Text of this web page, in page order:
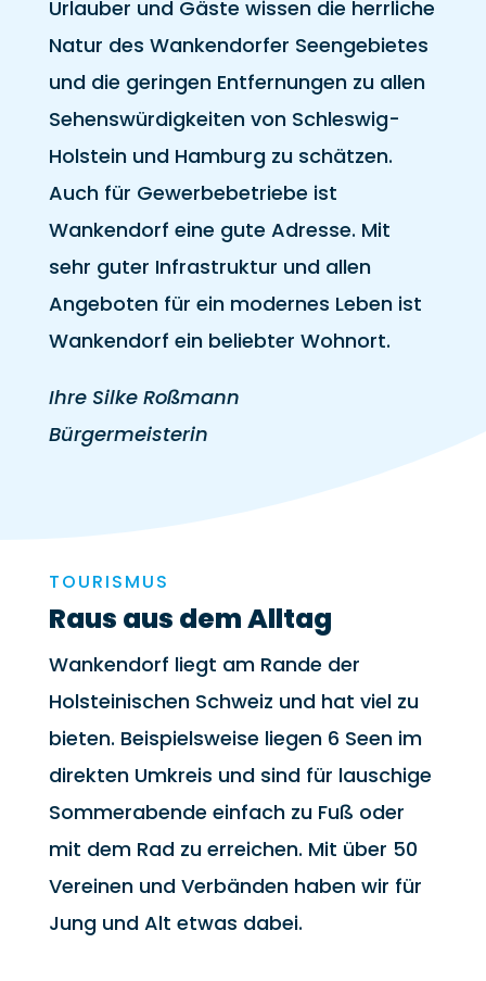
Urlauber und Gäste wissen die herrliche
Natur des Wankendorfer Seengebietes
und die geringen Entfernungen zu allen
Sehenswürdigkeiten von Schleswig-
Holstein und Hamburg zu schätzen.
Auch für Gewerbebetriebe ist
Wankendorf eine gute Adresse. Mit
sehr guter Infrastruktur und allen
Angeboten für ein modernes Leben ist
Wankendorf ein beliebter Wohnort.
Ihre Silke Roßmann
Bürgermeisterin
TOURISMUS
Raus aus dem Alltag
Wankendorf liegt am Rande der
Holsteinischen Schweiz und hat viel zu
bieten. Beispielsweise liegen 6 Seen im
direkten Umkreis und sind für lauschige
Sommerabende einfach zu Fuß oder
mit dem Rad zu erreichen. Mit über 50
Vereinen und Verbänden haben wir für
Jung und Alt etwas dabei.